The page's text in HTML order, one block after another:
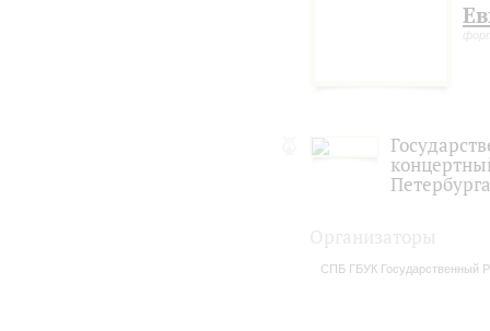
Петербурга
СПБ ГБУК Государственный